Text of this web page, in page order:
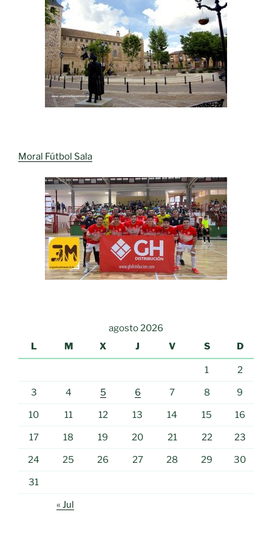
Moral Fútbol Sala
agosto 2026
L
M X J V S D
1 2
3 4 5 6 7 8 9
10 11 12 13 14 15 16
17 18 19 20 21 22 23
24 25 26 27 28 29 30
31
« Jul